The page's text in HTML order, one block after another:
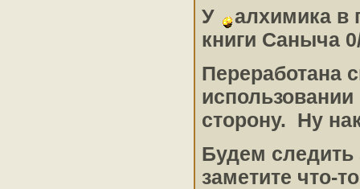
У
алхимика в
книги Саныча
Переработана
использовании
сторону. Ну
Будем
заметите что-